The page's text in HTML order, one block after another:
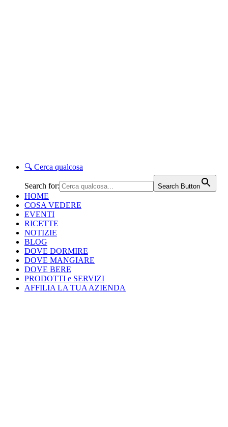
🔍 Cerca qualcosa
Search for: Search Button
HOME
COSA VEDERE
EVENTI
RICETTE
NOTIZIE
BLOG
DOVE DORMIRE
DOVE MANGIARE
DOVE BERE
PRODOTTI e SERVIZI
AFFILIA LA TUA AZIENDA